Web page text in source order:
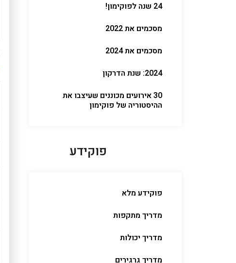
24 שנה לפוקימון!
מסכמים את 2022
מסכמים את 2024
2024: שנת הדרקון
30 אירועים מכוננים שעיצבו את
ההיסטוריה של פוקימון
פוקידע
פוקידע מלא
מדריך מתקפות
מדריך יכולות
מדריך גרגירים